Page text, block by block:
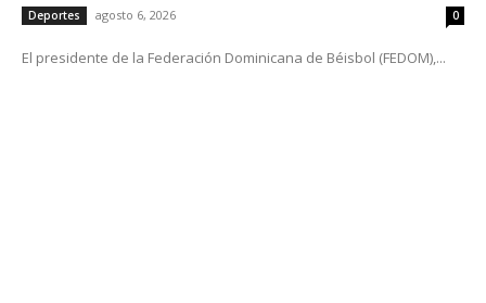
Deportes agosto 6, 2026 0
El presidente de la Federación Dominicana de Béisbol (FEDOM),...